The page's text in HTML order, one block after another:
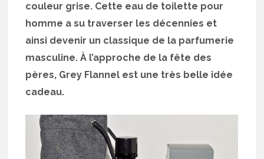
couleur grise. Cette eau de toilette pour
homme a su traverser les décennies et
ainsi devenir un classique de la parfumerie
masculine. À l’approche de la fête des
pères, Grey Flannel est une très belle idée
cadeau.